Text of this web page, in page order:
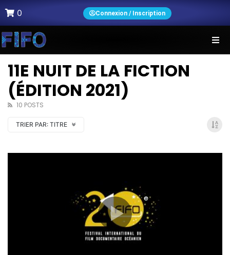
0 Connexion / Inscription
11E NUIT DE LA FICTION
(ÉDITION 2021)
10 POSTS
TRIER PAR: TITRE